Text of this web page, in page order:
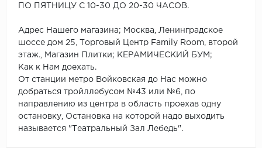
ПО ПЯТНИЦУ С 10-30 ДО 20-30 ЧАСОВ.
Адрес Нашего магазина; Москва, Ленинградское
шоссе дом 25, Торговый Центр Family Room, второй
этаж., Магазин Плитки; КЕРАМИЧЕСКИЙ БУМ;
Как к Нам доехать.
От станции метро Войковская до Нас можно
добраться тройллебусом №43 или №6, по
направлению из центра в область проехав одну
остановку, Остановка на которой надо выходить
называется "Театральный Зал Лебедь".